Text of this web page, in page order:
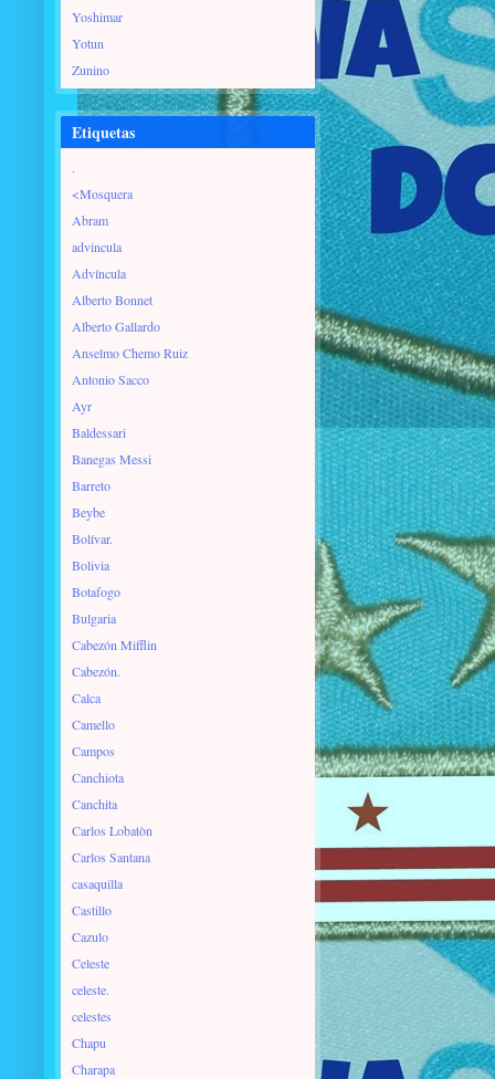
Yoshimar
Yotun
Zunino
Etiquetas
.
<Mosquera
Abram
advincula
Advíncula
Alberto Bonnet
Alberto Gallardo
Anselmo Chemo Ruiz
Antonio Sacco
Ayr
Baldessari
Banegas Messi
Barreto
Beybe
Bolívar.
Bolivia
Botafogo
Bulgaria
Cabezón Mifflin
Cabezón.
Calca
Camello
Campos
Canchiota
Canchita
Carlos Lobatòn
Carlos Santana
casaquilla
Castillo
Cazulo
Celeste
celeste.
celestes
Chapu
Charapa